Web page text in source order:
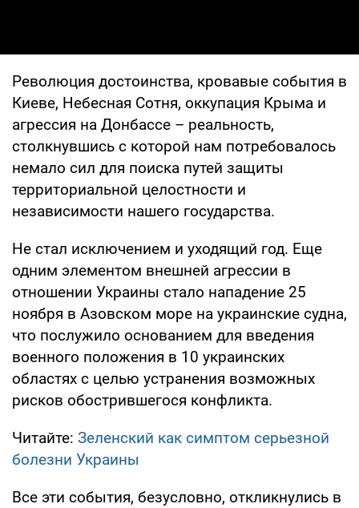
Революция достоинства, кровавые события в
Киеве, Небесная Сотня, оккупация Крыма и
агрессия на Донбассе – реальность,
столкнувшись с которой нам потребовалось
немало сил для поиска путей защиты
территориальной целостности и
независимости нашего государства.
Не стал исключением и уходящий год. Еще
одним элементом внешней агрессии в
отношении Украины стало нападение 25
ноября в Азовском море на украинские судна,
что послужило основанием для введения
военного положения в 10 украинских
областях с целью устранения возможных
рисков обострившегося конфликта.
Читайте: Зеленский как симптом серьезной
болезни Украины
Все эти события, безусловно, откликнулись в